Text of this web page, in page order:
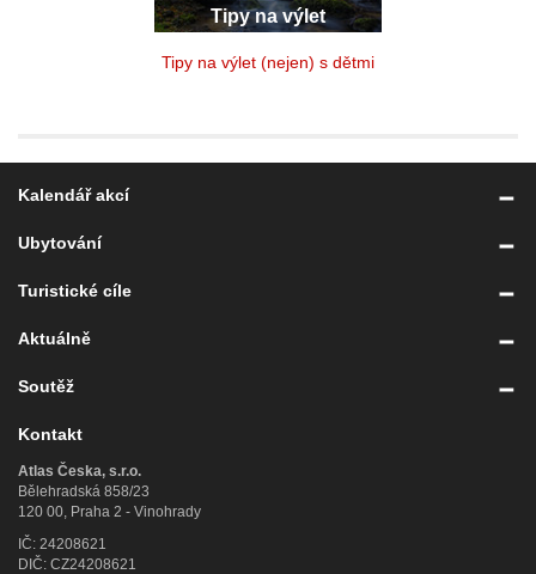
Tipy na výlet
Tipy na výlet (nejen) s dětmi
Kalendář akcí
Ubytování
Turistické cíle
Aktuálně
Soutěž
Kontakt
Atlas Česka, s.r.o.
Bělehradská 858/23
120 00, Praha 2 - Vinohrady
IČ: 24208621
DIČ: CZ24208621